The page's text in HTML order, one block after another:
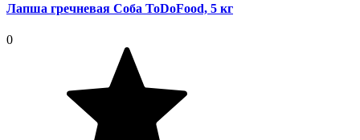
Лапша гречневая Соба ToDoFood, 5 кг
0